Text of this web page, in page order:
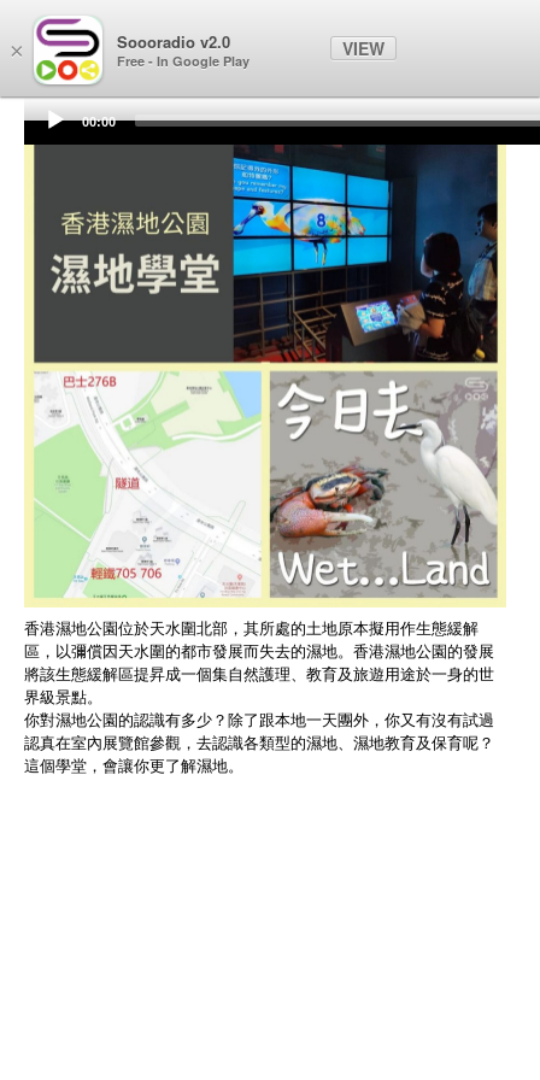
Soooradio
Audio
00:00
香港濕地公園位於天水圍北部，其所處的土地原本擬用作生態緩解
區，以彌償因天水圍的都市發展而失去的濕地。香港濕地公園的發展
將該生態緩解區提昇成一個集自然護理、教育及旅遊用途於一身的世
界級景點。
你對濕地公園的認識有多少？除了跟本地一天團外，你又有沒有試過
認真在室內展覽館參觀，去認識各類型的濕地、濕地教育及保育呢？
這個學堂，會讓你更了解濕地。
× Soooradio v2.0
Free - In Google Play
VIEW